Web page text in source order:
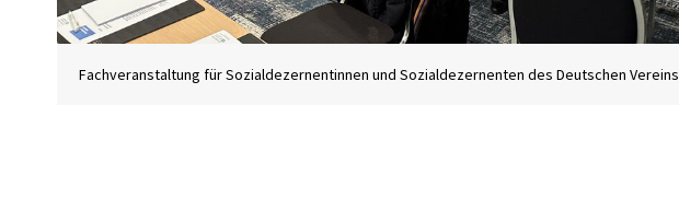
Fachveranstaltung für Sozialdezernentinnen und Sozialdezernenten des Deutschen Vereins